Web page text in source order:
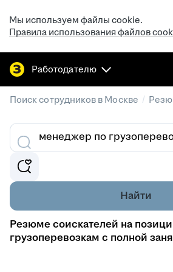
Мы используем файлы cookie.
Правила использования файлов
Работодателю
Поиск сотрудников в Москве /
Найти
Резюме соискателей на
грузоперевозкам с полной